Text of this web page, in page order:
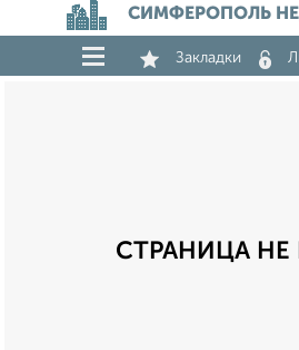
СИМФЕРОПОЛЬ
Закладки
СТРАНИЦА НЕ